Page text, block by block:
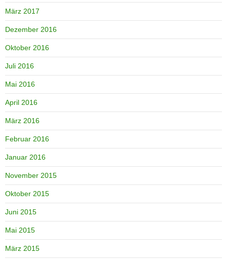
März 2017
Dezember 2016
Oktober 2016
Juli 2016
Mai 2016
April 2016
März 2016
Februar 2016
Januar 2016
November 2015
Oktober 2015
Juni 2015
Mai 2015
März 2015